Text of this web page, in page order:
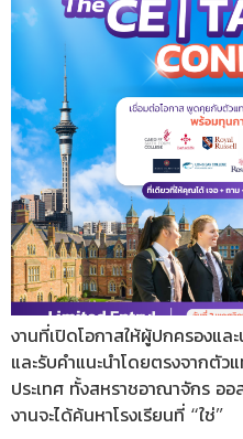
งานที่เปิดโอกาสให้ผู้ปกครองแ
และรับคำแนะนำโดยตรงจากตัว
ประเทศ ทั้งสหราชอาณาจักร อ
งานจะได้ค้นหาโรงเรียนที่ “ใช่”